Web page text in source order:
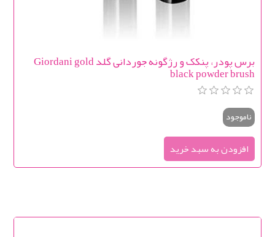
برس پودر، پنکک و رژگونه جوردانی گلد Giordani gold
black powder brush
ناموجود